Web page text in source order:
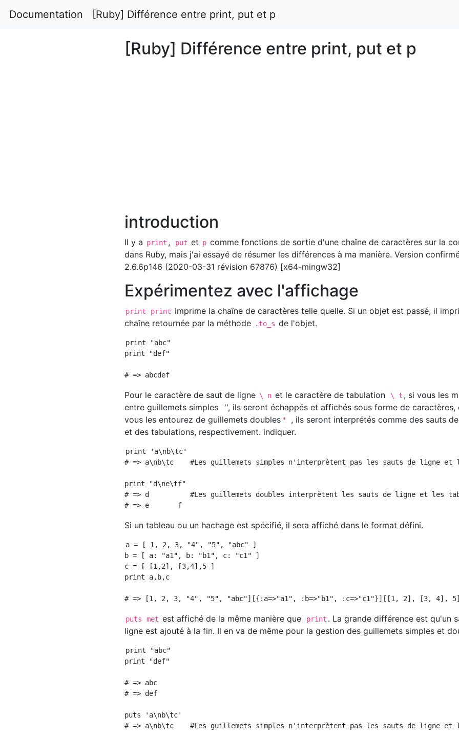
Documentation [Ruby] Différence entre print, put et p
[Ruby] Différence entre print, put et p
introduction
Il y a print , put et p comme fonctions de sortie d'une chaîne de caractères sur la
dans Ruby, mais j'ai essayé de résumer les différences à ma manière. Version
2.6.6p146 (2020-03-31 révision 67876) [x64-mingw32]
Expérimentez avec l'affichage
print print imprime la chaîne de caractères telle quelle. Si un objet est passé, il
chaîne retournée par la méthode
.to_s de l'objet.
print "abc"
print "def"
Pour le caractère de saut de ligne \ n et le caractère de tabulation \ t , si vous les
entre guillemets simples
'', ils seront échappés et affichés sous forme de caractères,
vous les entourez de guillemets doubles "
, ils seront interprétés comme des sauts
et des tabulations, respectivement. indiquer.
print 'a\nb\tc'
# => a\nb\tc    #Les guillemets simples n'interprètent pas les sauts de ligne et
print "d\ne\tf"
# => d          #Les guillemets doubles interprètent les sauts de ligne et les
Si un tableau ou un hachage est spécifié, il sera affiché dans le format défini.
a = [ 1, 2, 3, "4", "5", "abc" ]
b = [ a: "a1", b: "b1", c: "c1" ]
c = [ [1,2], [3,4],5 ]
print a,b,c
puts met est affiché de la même manière que print . La grande différence est qu'un
ligne est ajouté à la fin. Il en va de même pour la gestion des guillemets simples et
print "abc"
print "def"
# => abc
# => def
puts 'a\nb\tc'
# => a\nb\tc    #Les guillemets simples n'interprètent pas les sauts de ligne et